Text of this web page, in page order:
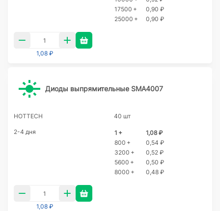
17500 +
0,90 ₽
25000 +
0,90 ₽
1,08 ₽
Диоды выпрямительные SMA4007
HOTTECH 40 шт
2-4 дня 1 +
1,08 ₽
800 +
0,54 ₽
3200 +
0,52 ₽
5600 +
0,50 ₽
8000 +
0,48 ₽
1,08 ₽